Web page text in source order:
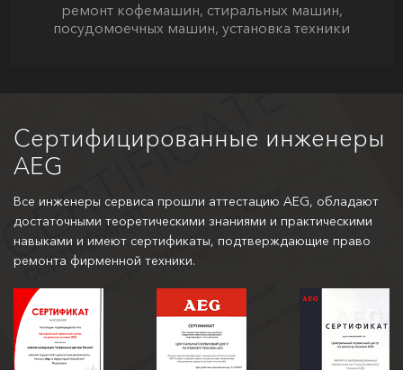
ремонт кофемашин, стиральных машин,
посудомоечных машин, установка техники
Сертифицированные инженеры
AEG
Все инженеры сервиса прошли аттестацию AEG, обладают
достаточными теоретическими знаниями и практическими
навыками и имеют сертификаты, подтверждающие право
ремонта фирменной техники.